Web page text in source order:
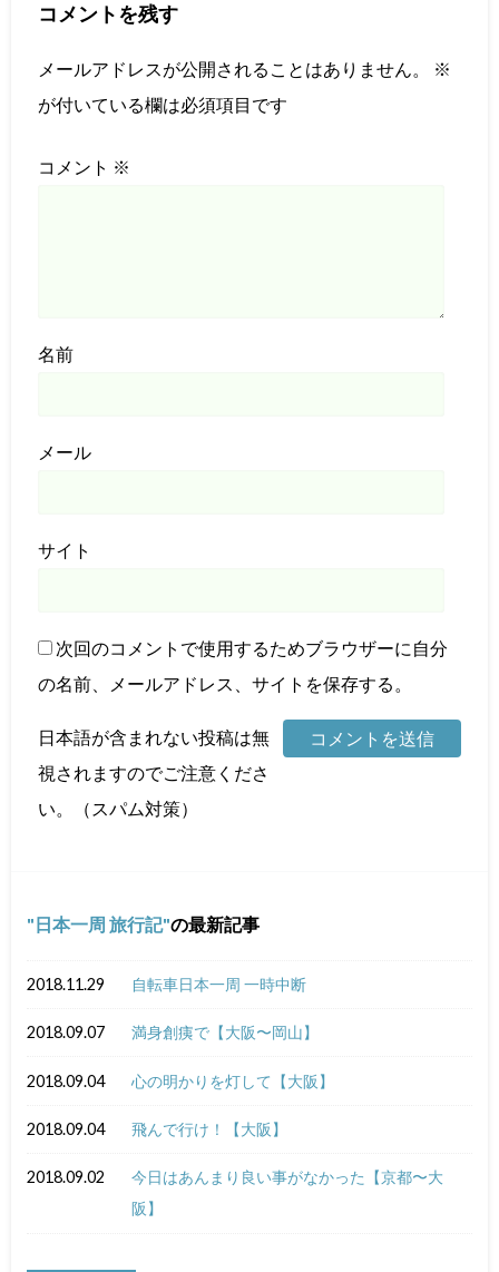
コメントを残す
メールアドレスが公開されることはありません。
※
が付いている欄は必須項目です
コメント ※
名前
メール
サイト
次回のコメントで使用するためブラウザーに自分
の名前、メールアドレス、サイトを保存する。
日本語が含まれない投稿は無
視されますのでご注意くださ
い。（スパム対策）
日本一周 旅行記 の最新記事
2018.11.29 自転車日本一周 一時中断
2018.09.07 満身創痍で【大阪〜岡山】
2018.09.04 心の明かりを灯して【大阪】
2018.09.04 飛んで行け！【大阪】
2018.09.02
今日はあんまり良い事がなかった【京都〜大
阪】